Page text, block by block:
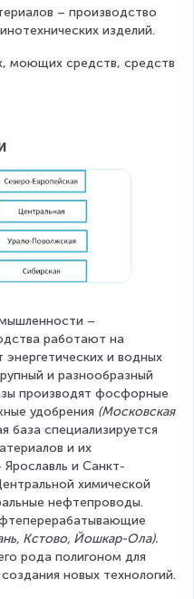
– производство
изделий.
моющих средств, средств
–
работают на
и водных
и разнообразный
производят фосфорные
удобрения (Московская
база специализируется
и их
и Санкт-
химической
нефтепроводы.
Кстово, Йошкар-Ола).
рода полигоном для
новых технологий.